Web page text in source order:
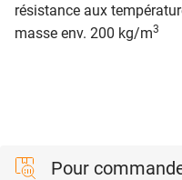
résistance aux
masse env. 200 kg/m3
Pour